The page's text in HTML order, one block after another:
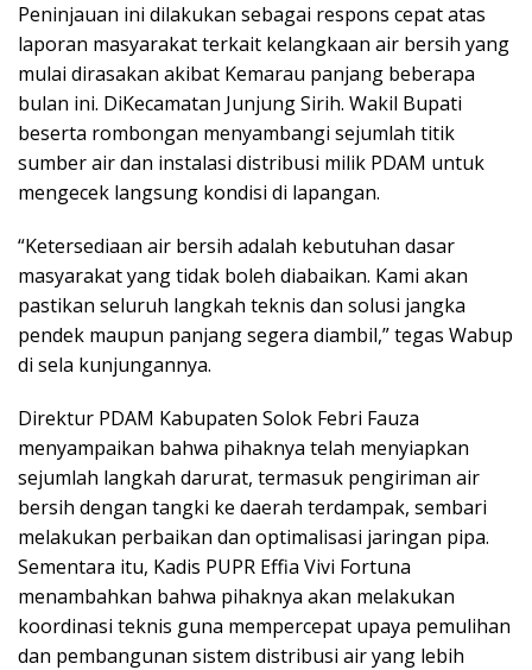
Peninjauan ini dilakukan sebagai respons cepat atas
laporan masyarakat terkait kelangkaan air bersih yang
mulai dirasakan akibat Kemarau panjang beberapa
bulan ini. DiKecamatan Junjung Sirih. Wakil Bupati
beserta rombongan menyambangi sejumlah titik
sumber air dan instalasi distribusi milik PDAM untuk
mengecek langsung kondisi di lapangan.
“Ketersediaan air bersih adalah kebutuhan dasar
masyarakat yang tidak boleh diabaikan. Kami akan
pastikan seluruh langkah teknis dan solusi jangka
pendek maupun panjang segera diambil,” tegas Wabup
di sela kunjungannya.
Direktur PDAM Kabupaten Solok Febri Fauza
menyampaikan bahwa pihaknya telah menyiapkan
sejumlah langkah darurat, termasuk pengiriman air
bersih dengan tangki ke daerah terdampak, sembari
melakukan perbaikan dan optimalisasi jaringan pipa.
Sementara itu, Kadis PUPR Effia Vivi Fortuna
menambahkan bahwa pihaknya akan melakukan
koordinasi teknis guna mempercepat upaya pemulihan
dan pembangunan sistem distribusi air yang lebih